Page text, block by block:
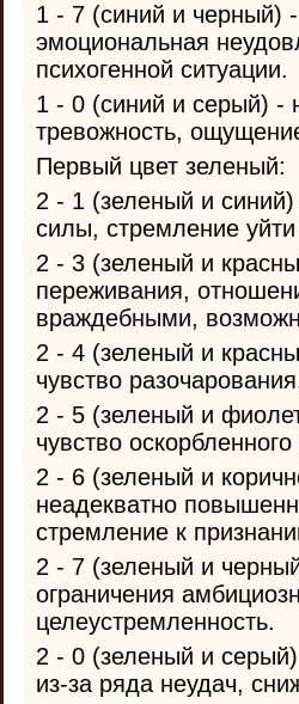
1 - 7 (синий и черный) -
эмоциональная
психогенной ситуации.
1 - 0 (синий и серый) -
тревожность,
Первый цвет зеленый:
2 - 1 (зеленый и синий)
силы, стремление
2 - 3 (зеленый и
переживания,
враждебными,
2 - 4 (зеленый и
чувство
2 - 5 (зеленый и
чувство
2 - 6 (зеленый и
неадекватно
стремление к
2 - 7 (зеленый и
ограничения
целеустремленность.
2 - 0 (зеленый и
из-за ряда неудач,